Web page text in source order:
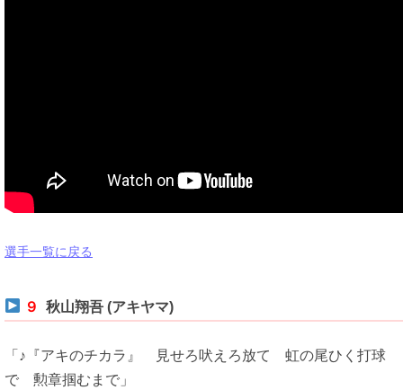
選手一覧に戻る
９ 秋山翔吾 (アキヤマ)
「♪『アキのチカラ』 見せろ吠えろ放て 虹の尾ひく打球
で 勲章掴むまで」